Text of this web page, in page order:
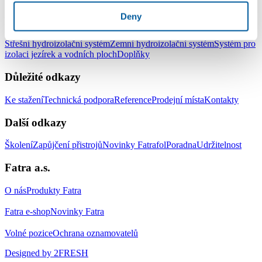
Deny
Střešní hydroizolační systémZemní hydroizolační systémSystém pro
izolaci jezírek a vodních plochDoplňky
Důležité odkazy
Ke staženíTechnická podporaReferenceProdejní místaKontakty
Další odkazy
ŠkoleníZapůjčení přistrojůNovinky FatrafolPoradnaUdržitelnost
Fatra a.s.
O násProdukty Fatra
Fatra e-shopNovinky Fatra
Volné poziceOchrana oznamovatelů
Designed by 2FRESH